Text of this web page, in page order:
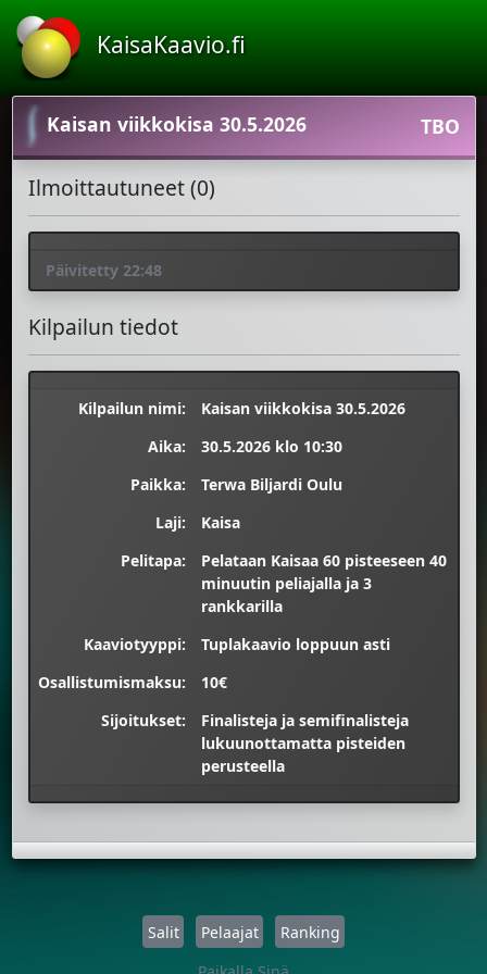
KaisaKaavio.fi
Kaisan viikkokisa 30.5.2026 TBO
Ilmoittautuneet (0)
Päivitetty 22:48
Kilpailun tiedot
Kilpailun nimi:
Kaisan viikkokisa 30.5.2026
Aika:
30.5.2026 klo 10:30
Paikka:
Terwa Biljardi Oulu
Laji:
Kaisa
Pelitapa:
Pelataan Kaisaa 60 pisteeseen 40
minuutin peliajalla ja 3
rankkarilla
Kaaviotyyppi:
Tuplakaavio loppuun asti
Osallistumismaksu:
10€
Sijoitukset:
Finalisteja ja semifinalisteja
lukuunottamatta pisteiden
perusteella
Salit Pelaajat
Ranking